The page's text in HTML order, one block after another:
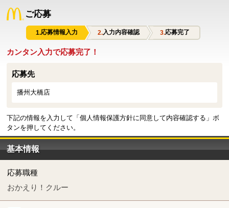
ご応募
応募情報入力 入力内容確認 応募完了
カンタン入力で応募完了！
応募先
播州大橋店
下記の情報を入力して「個人情報保護方針に同意して内容確認する」ボ
タンを押してください。
基本情報
応募職種
おかえり！クルー